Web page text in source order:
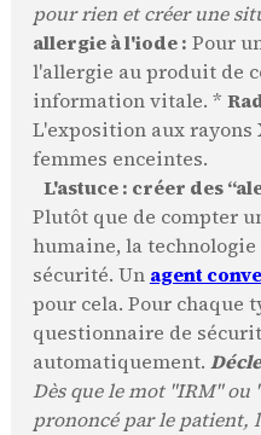
pour rien et créer une
allergie à l'iode : Pour
l'allergie au produit de
information vitale. *
L'exposition aux rayons
femmes enceintes.
L'astuce : créer des
Plutôt que de compter
humaine, la
sécurité. Un agent
pour cela. Pour chaque
questionnaire de
automatiquement.
Dès que le mot "IRM" ou
prononcé par le patient,